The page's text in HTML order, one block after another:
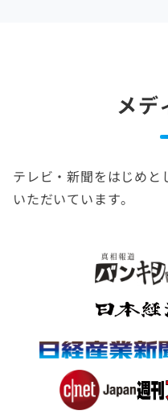
メデ
テレビ・新聞をはじめ
いただいています。